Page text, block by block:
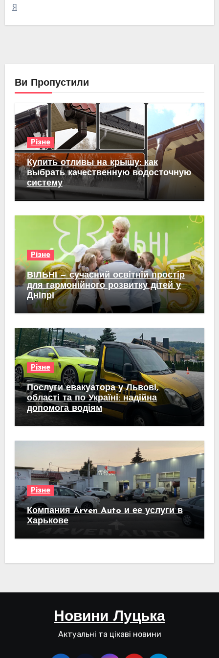
Я
Ви Пропустили
Різне
Купить отливы на крышу: как
выбрать качественную водосточную
систему
Різне
ВІЛЬНІ — сучасний освітній простір
для гармонійного розвитку дітей у
Дніпрі
Різне
Послуги евакуатора у Львові,
області та по Україні: надійна
допомога водіям
Різне
Компания Arven Auto и ее услуги в
Харькове
Новини Луцька
Актуальні та цікаві новини